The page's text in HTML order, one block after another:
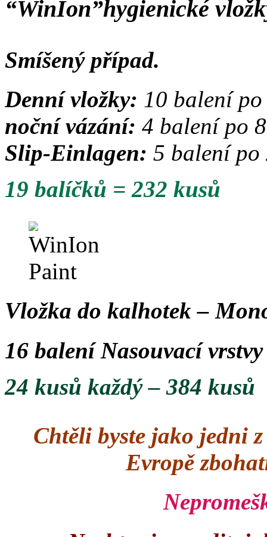
“WinIon”hygienické
Smíšený případ.
Denní vložky: 10 balení po
noční vázání: 4 balení po
Slip-Einlagen: 5 balení po
19 balíčků = 232 kusů
Vložka do kalhotek –
16 balení Nasouvací vrstvy
24 kusů každý – 384 kusů
Chtěli byste jako jedni
Evropě